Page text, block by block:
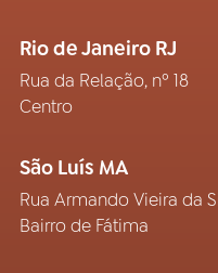
Rio de Janeiro RJ
Rua da Relação, nº 18
Centro
São Luís MA
Rua Armando Vieira da
Bairro de Fátima